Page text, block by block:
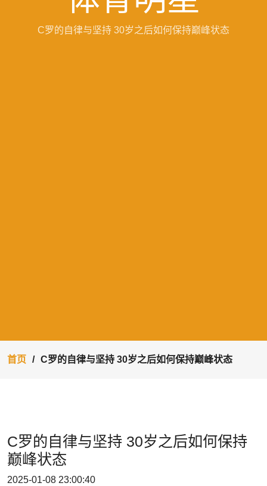
C罗的自律与坚持 30岁之后如何保持巅峰状态
首页 C罗的自律与坚持 30岁之后如何保持巅峰状态
C罗的自律与坚持 30岁之后如何保持
巅峰状态
2025-01-08 23:00:40